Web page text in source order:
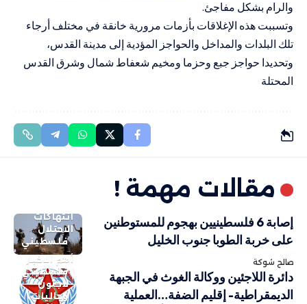
والرام بشكل مفاجئ.
وتسببت هذه الإغلاقات بأزمات مرورية خانقة في مختلف أرجاء
تلك البلدات والمداخل والحواجز المؤدية إلى مدينة القدس،
وتحديدا حواجز جبع وحزما ومخيم شعفاط شمال وشرق القدس
المحتلة
مقالات مهمة !
انتهاكات
الاحتلال
فلسطيني
إصابة 6 فلسطينيين بهجوم للمستوطنين
على خربة الطوبا جنوب الخليل
صالح شوكة
أهم الاخبار
فلسطيني
لاجئون
وجاليات
دائرة اللاجئين ووكالة الغوث في الجبهة
الديمقراطية- إقليم الضفة…العملية